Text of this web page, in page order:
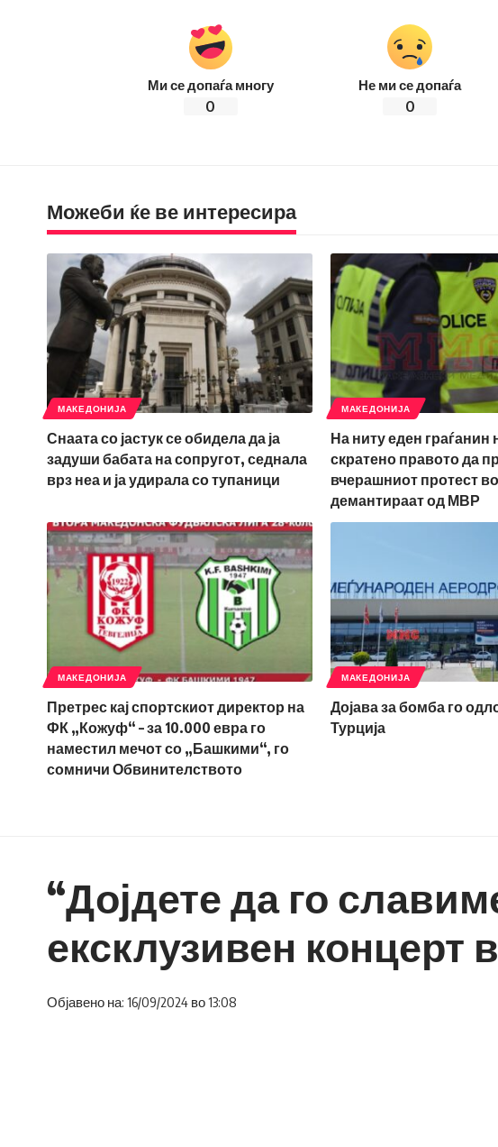
Ми се допаѓа многу
0
Не ми се допаѓа
0
Можеби ќе ве интересира
МАКЕДОНИЈА
Снаата со јастук се обидела да ја
задуши бабата на сопругот, седнала
врз неа и ја удирала со тупаници
МАКЕДОНИЈА
На ниту еден граѓанин
скратено правото да
вчерашниот протест
демантираат од МВР
МАКЕДОНИЈА
Претрес кај спортскиот директор на
ФК „Кожуф“ – за 10.000 евра го
наместил мечот со „Башкими“, го
сомничи Обвинителството
МАКЕДОНИЈА
Дојава за бомба го
Турција
“Дојдете да го
ексклузивен концерт
Објавено на: 16/09/2024 во 13:08